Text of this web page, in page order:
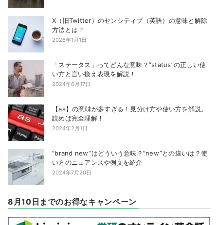
X（旧Twitter）のセンシティブ（英語）の意味と解除
方法とは？
2026年1月1日
「ステータス」ってどんな意味？”status”の正しい使
い方と言い換え表現を解説！
2024年6月17日
【as】の意味が多すぎる！見分け方や使い方を解説。
読めば完全理解！
2024年2月1日
“brand new”はどういう意味？”new”との違いは？使
い方のニュアンスや例文を紹介
2024年7月20日
8月10日までのお得なキャンペーン